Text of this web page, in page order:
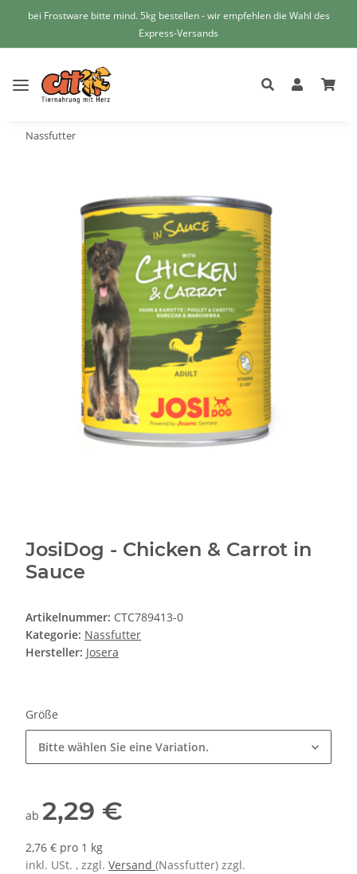
bei Frostware bitte mind. 5kg bestellen - wir empfehlen die Wahl des
Express-Versands
Nassfutter
JosiDog - Chicken & Carrot in
Sauce
Artikelnummer: CTC789413-0
Kategorie: Nassfutter
Hersteller: Josera
Größe
Bitte wählen Sie eine Variation.
ab 2,29 €
2,76 € pro 1 kg
inkl. USt. , zzgl. Versand (Nassfutter) zzgl.